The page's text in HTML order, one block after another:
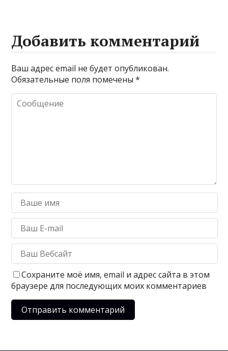
Добавить комментарий
Ваш адрес email не будет опубликован.
Обязательные поля помечены*
Сохраните моё имя, email и адрес сайта в этом
браузере для последующих моих комментариев